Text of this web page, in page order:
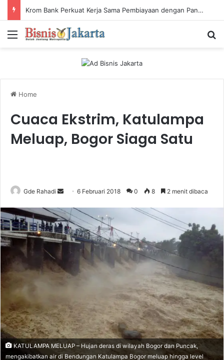
Krom Bank Perkuat Kerja Sama Pembiayaan dengan Pandai Gadai
Menu
Home
Cuaca Ekstrim, Katulampa
Meluap, Bogor Siaga Satu
Gde Rahadi
n
d
a
6 Februari 2018 0 8 2 menit dibaca
KATULAMPA MELUAP – Hujan deras di wilayah Bogor dan Puncak,
mengakibatkan air di Bendungan Katulampa Bogor meluap hingga level